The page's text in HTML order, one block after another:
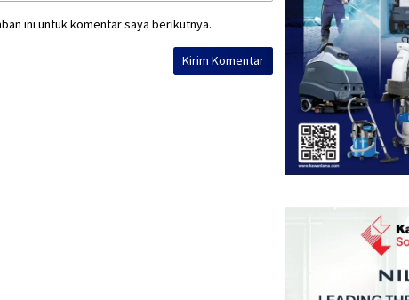
ini untuk komentar saya berikutnya.